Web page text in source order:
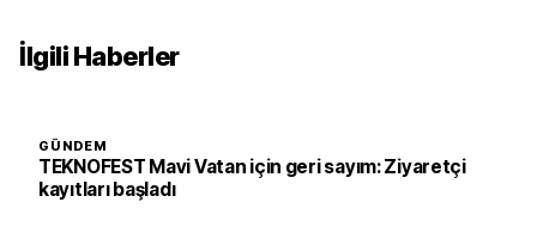
İlgili Haberler
GÜNDEM
TEKNOFEST Mavi Vatan için geri sayım: Ziyaretçi
kayıtları başladı